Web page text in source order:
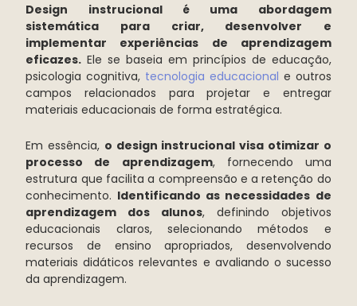
Design instrucional é uma abordagem
sistemática para criar, desenvolver e
implementar experiências de aprendizagem
eficazes. Ele se baseia em princípios de educação,
psicologia cognitiva, tecnologia educacional e outros
campos relacionados para projetar e entregar
materiais educacionais de forma estratégica.
Em essência, o design instrucional visa otimizar o
processo de aprendizagem, fornecendo uma
estrutura que facilita a compreensão e a retenção do
conhecimento. Identificando as necessidades de
aprendizagem dos alunos, definindo objetivos
educacionais claros, selecionando métodos e
recursos de ensino apropriados, desenvolvendo
materiais didáticos relevantes e avaliando o sucesso
da aprendizagem.